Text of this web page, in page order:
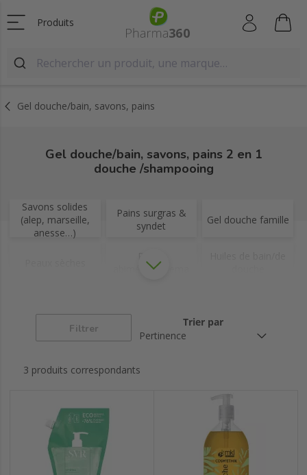
Produits
Gel douche/bain, savons, pains
Gel douche/bain, savons, pains 2 en 1
douche /shampooing
Savons solides
(alep, marseille,
anesse…)
Pains surgras &
syndet
Gel douche famille
abimées/eczema
marseille liquide
Filtrer
Trier par
3 produits correspondants